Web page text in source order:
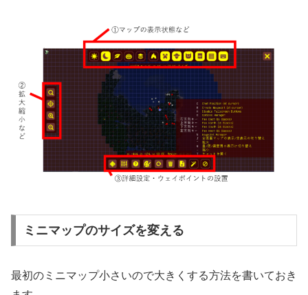
ミニマップのサイズを変える
最初のミニマップ小さいので大きくする方法を書いておき